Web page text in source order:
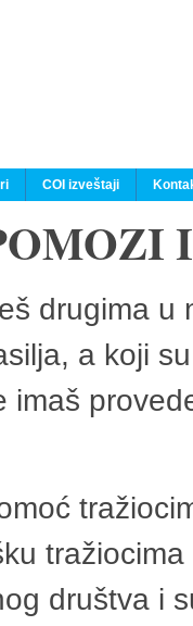
COI izveštaji
drugima
a koji
imaš
društva i